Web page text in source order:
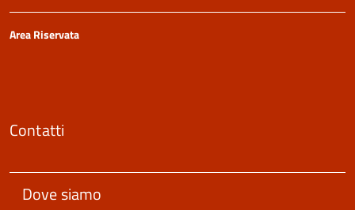
Area Riservata
Contatti
Dove siamo